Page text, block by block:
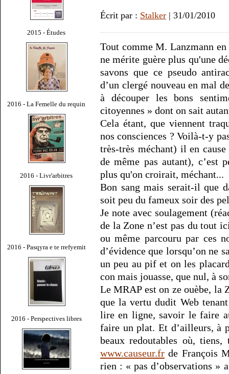
2015 - Études
2016 - La Femelle du requin
2016 - Livr'arbitres
2016 - Pasqyra e te rrefyemit
2016 - Perspectives libres
Écrit par : Stalker | 31/01/2010
Tout comme M. Lanzmann
ne mérite guère plus qu'une
savons que ce pseudo
d’un clergé nouveau en mal
à découper les bons
citoyennes » dont on sait
Cela étant, que viennent
nos consciences ? Voilà-t-y
très-très méchant) il en
de même pas autant), c’est
plus qu'on croirait, méchant...
Bon sang mais serait-il que
soit peu du fameux soir des
Je note avec soulagement
de la Zone n’est pas du tout
ou même parcouru par ces
d’évidence que lorsqu’on ne
un peu au pif et on les
con mais jouasse, que nul, à
Le MRAP est on ze ouèbe, la
que la vertu dudit Web
lire en ligne, savoir le faire
faire un plat. Et d’ailleurs, à
beaux redoutables où,
www.causeur.fr de François
rien : « pas d’observations »